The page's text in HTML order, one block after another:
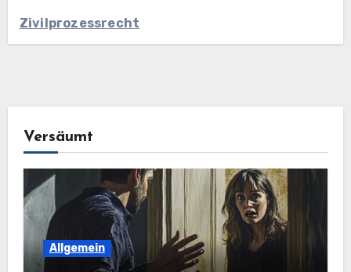
Zivilprozessrecht
Versäumt
Allgemein